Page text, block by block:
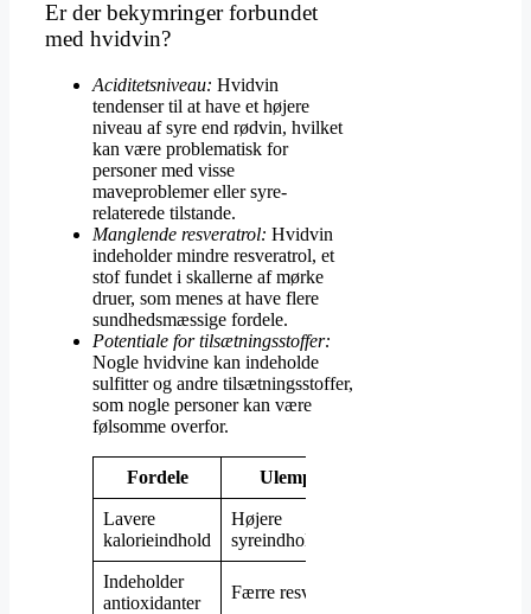
Er der bekymringer forbundet
med hvidvin?
Aciditetsniveau: Hvidvin
tendenser til at have et højere
niveau af syre end rødvin, hvilket
kan være problematisk for
personer med visse
maveproblemer eller syre-
relaterede tilstande.
Manglende resveratrol: Hvidvin
indeholder mindre resveratrol, et
stof fundet i skallerne af mørke
druer, som menes at have flere
sundhedsmæssige fordele.
Potentiale for tilsætningsstoffer:
Nogle hvidvine kan indeholde
sulfitter og andre tilsætningsstoffer,
som nogle personer kan være
følsomme overfor.
Fordele Ulemper
Lavere
kalorieindhold
Højere
syreindhold
Indeholder
antioxidanter
Færre resveratrol